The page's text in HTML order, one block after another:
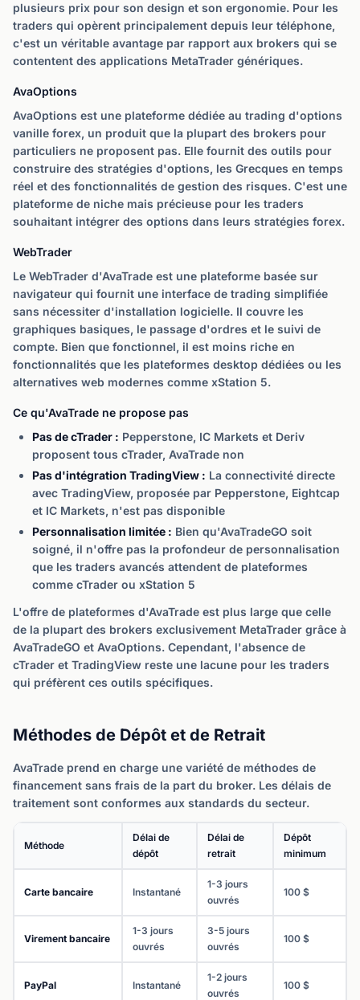
plusieurs prix pour son design et son ergonomie. Pour les
traders qui opèrent principalement depuis leur téléphone,
c'est un véritable avantage par rapport aux brokers qui se
contentent des applications MetaTrader génériques.
AvaOptions
AvaOptions est une plateforme dédiée au trading d'options
vanille forex, un produit que la plupart des brokers pour
particuliers ne proposent pas. Elle fournit des outils pour
construire des stratégies d'options, les Grecques en temps
réel et des fonctionnalités de gestion des risques. C'est une
plateforme de niche mais précieuse pour les traders
souhaitant intégrer des options dans leurs stratégies forex.
WebTrader
Le WebTrader d'AvaTrade est une plateforme basée sur
navigateur qui fournit une interface de trading simplifiée
sans nécessiter d'installation logicielle. Il couvre les
graphiques basiques, le passage d'ordres et le suivi de
compte. Bien que fonctionnel, il est moins riche en
fonctionnalités que les plateformes desktop dédiées ou les
alternatives web modernes comme xStation 5.
Ce qu'AvaTrade ne propose pas
Pas de cTrader : Pepperstone, IC Markets et Deriv
proposent tous cTrader, AvaTrade non
Pas d'intégration TradingView : La connectivité directe
avec TradingView, proposée par Pepperstone, Eightcap
et IC Markets, n'est pas disponible
Personnalisation limitée : Bien qu'AvaTradeGO soit
soigné, il n'offre pas la profondeur de personnalisation
que les traders avancés attendent de plateformes
comme cTrader ou xStation 5
L'offre de plateformes d'AvaTrade est plus large que celle
de la plupart des brokers exclusivement MetaTrader grâce à
AvaTradeGO et AvaOptions. Cependant, l'absence de
cTrader et TradingView reste une lacune pour les traders
qui préfèrent ces outils spécifiques.
Méthodes de Dépôt et de Retrait
AvaTrade prend en charge une variété de méthodes de
financement sans frais de la part du broker. Les délais de
traitement sont conformes aux standards du secteur.
Méthode
Délai de
dépôt
Délai de
retrait
Dépôt
minimum
Carte bancaire Instantané
1-3 jours
ouvrés
100 $
Virement bancaire
1-3 jours
ouvrés
3-5 jours
ouvrés
100 $
PayPal Instantané
1-2 jours
ouvrés
100 $